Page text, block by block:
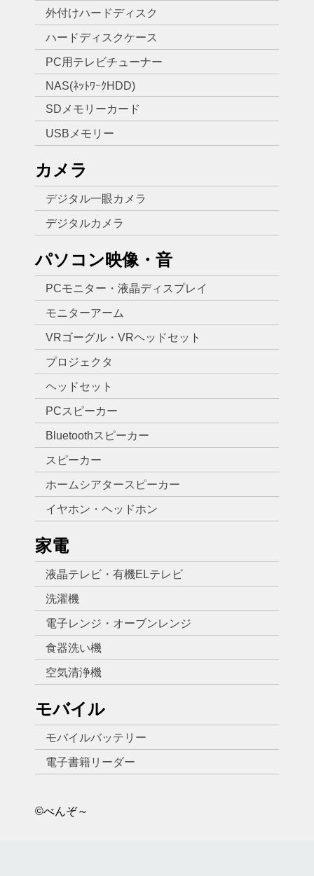
外付けハードディスク
ハードディスクケース
PC用テレビチューナー
NAS(ﾈｯﾄﾜｰｸHDD)
SDメモリーカード
USBメモリー
カメラ
デジタル一眼カメラ
デジタルカメラ
パソコン映像・音
PCモニター・液晶ディスプレイ
モニターアーム
VRゴーグル・VRヘッドセット
プロジェクタ
ヘッドセット
PCスピーカー
Bluetoothスピーカー
スピーカー
ホームシアタースピーカー
イヤホン・ヘッドホン
家電
液晶テレビ・有機ELテレビ
洗濯機
電子レンジ・オーブンレンジ
食器洗い機
空気清浄機
モバイル
モバイルバッテリー
電子書籍リーダー
©べんぞ～